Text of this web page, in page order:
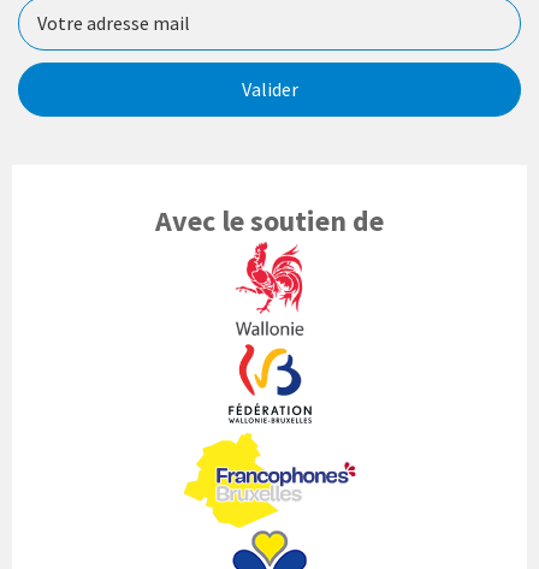
Valider
Avec le soutien de